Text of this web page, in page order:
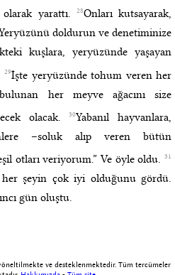
yarattı.
28Onları kutsayarak,
doldurun ve denetiminize
kuşlara, yeryüzünde yaşayan
29İşte yeryüzünde tohum veren her
her meyve ağacını size
olacak.30Yabanıl hayvanlara,
–soluk alıp veren bütün
otları veriyorum.” Ve öyle oldu.31
her şeyin çok iyi olduğunu gördü.
gün oluştu.
ve desteklenmektedir. Tüm tercümeler